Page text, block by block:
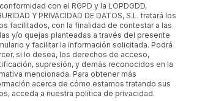
con el RGPD y la LOPDGDD,
Y PRIVACIDAD DE DATOS, S.L. tratará los
facilitados, con la finalidad de contestar a las
y/o quejas planteadas a través del presente
y facilitar la información solicitada. Podrá
si lo desea, los derechos de acceso,
supresión, y demás reconocidos en la
mencionada. Para obtener más
acerca de cómo estamos tratando sus
acceda a nuestra política de privacidad.